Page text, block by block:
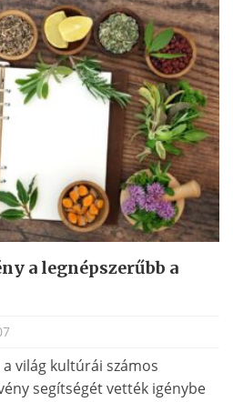
a legnépszerűbb a
világ kultúrái számos
segítségét vették igénybe